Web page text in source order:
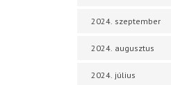
2024. szeptember
2024. augusztus
2024. július